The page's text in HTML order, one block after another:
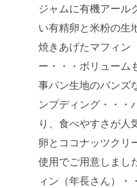
ジャムに有機アール
い有精卵と米粉の生
焼きあげたマフィン
ー・・・ボリューム
事パン生地のバンズ
ンプディング・・・
り、食べやすさが人
卵とココナッツクリ
使用でご用意しまし
ィン（年長さん）・